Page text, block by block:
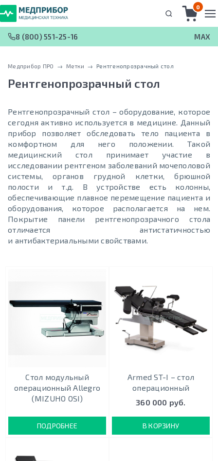
0
8 (800) 551-25-16 MAX
Медприбор ПРО → Метки → Рентгенопрозрачный стол
Рентгенопрозрачный стол
Рентгенопрозрачный стол – оборудование, которое
сегодня активно используется в медицине. Данный
прибор позволяет обследовать тело пациента в
комфортном для него положении. Такой
медицинский стол принимает участие в
исследовании рентгеном заболеваний мочеполовой
системы, органов грудной клетки, брюшной
полости и т.д. В устройстве есть колонны,
обеспечивающие плавное перемещение пациента и
оборудования, которое располагается на нем.
Покрытие панели рентгенопрозрачного стола
отличается антистатичностью
и антибактериальными свойствами.
Cтол модульный
операционный Allegro
(MIZUHO OSI)
ПОДРОБНЕЕ
Armed ST-I – стол
операционный
360 000 руб.
В КОРЗИНУ